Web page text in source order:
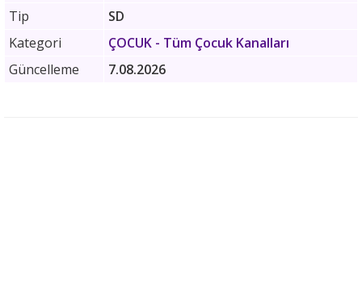
Tip
SD
Kategori
ÇOCUK - Tüm Çocuk Kanalları
Güncelleme
7.08.2026